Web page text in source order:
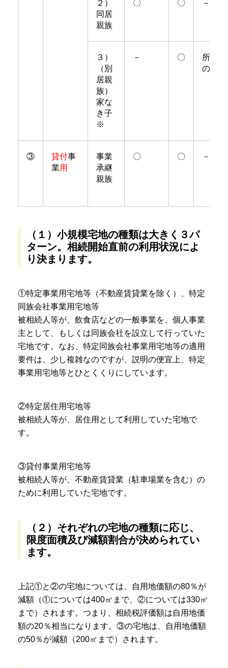
２）
同居
親族
〇 〇 －
３）
（別
居親
族）
家な
き子
※
－ 〇
所有
のみ
③ 貸付事
業用
事業
承継
親族
〇 〇 －
（１）小規模宅地の種類は大きく３パ
ターン。相続開始直前の利用状況によ
り決まります。
①特定事業用宅地等（不動産賃貸業を除く）、特定
同族会社事業用宅地等
被相続人等が、飲食店などの一般事業を、個人事業
主として、もしくは同族会社を設立して行っていた
宅地です。なお、特定同族会社事業用宅地等の適用
要件は、少し複雑なのですが、説明の便宜上、特定
事業用宅地等とひとくくりにしています。
②特定居住用宅地等
被相続人等が、居住用として利用していた宅地で
す。
③貸付事業用宅地等
被相続人等が、不動産賃貸業（駐車場業を含む）の
ために利用していた宅地です。
（２）それぞれの宅地の種類に応じ、
限度面積及び減額割合が決められてい
ます。
上記①と②の宅地については、自用地価額の80％が
減額（①については400㎡まで、②については330㎡
まで）されます。つまり、相続税評価額は自用地価
額の20％相当になります。③の宅地は、自用地価額
の50％が減額（200㎡まで）されます。